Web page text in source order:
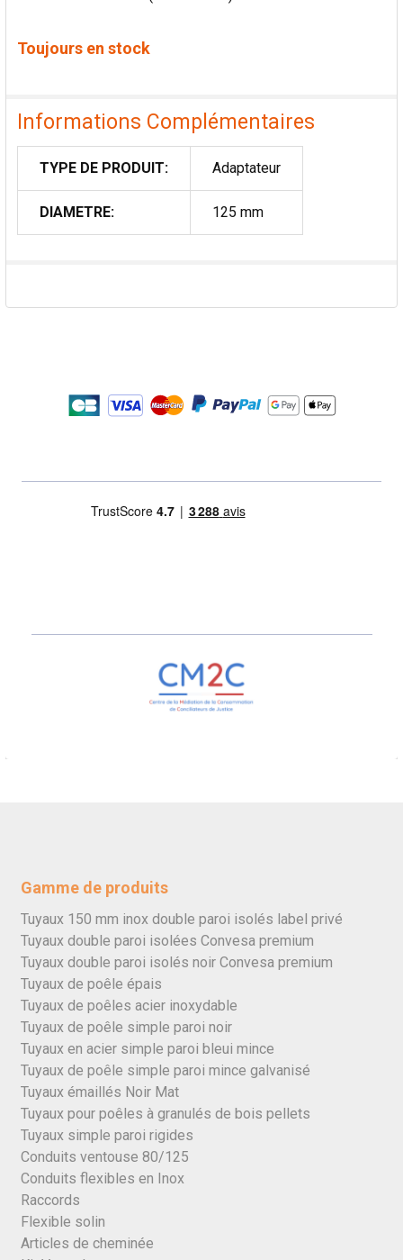
Toujours en stock
Informations Complémentaires
TYPE DE PRODUIT: Adaptateur
DIAMETRE: 125 mm
Gamme de produits
Tuyaux 150 mm inox double paroi isolés label privé
Tuyaux double paroi isolées Convesa premium
Tuyaux double paroi isolés noir Convesa premium
Tuyaux de poêle épais
Tuyaux de poêles acier inoxydable
Tuyaux de poêle simple paroi noir
Tuyaux en acier simple paroi bleui mince
Tuyaux de poêle simple paroi mince galvanisé
Tuyaux émaillés Noir Mat
Tuyaux pour poêles à granulés de bois pellets
Tuyaux simple paroi rigides
Conduits ventouse 80/125
Conduits flexibles en Inox
Raccords
Flexible solin
Articles de cheminée